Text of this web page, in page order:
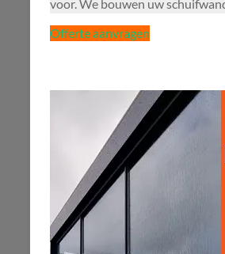
voor. We bouwen uw
Offerte aanvragen